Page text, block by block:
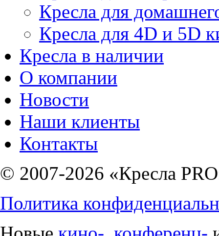
Кресла для
Кресла для 4D и 5D
Кресла в наличии
О компании
Новости
Наши клиенты
Контакты
© 2007-2026 «Кресла
Политика